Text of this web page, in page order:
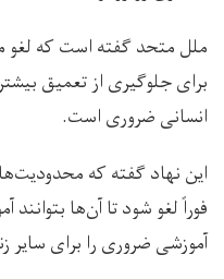
ملل متحد گفته است که لغو
برای جلوگیری از تعمیق
انسانی ضروری است.
این نهاد گفته که
فوراً لغو شود تا آن‌ها
آموزشی ضروری را برای سایر